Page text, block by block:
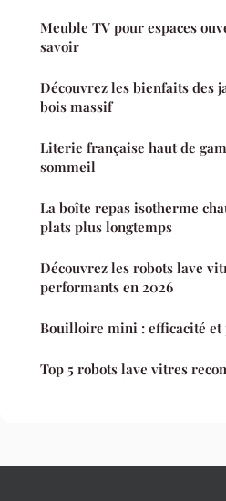
Meuble TV pour espaces
savoir
Découvrez les bienfaits des
bois massif
Literie française haut de
sommeil
La boîte repas isotherme
plats plus longtemps
Découvrez les robots lave
performants en 2026
Bouilloire mini : efficacité
Top 5 robots lave vitres